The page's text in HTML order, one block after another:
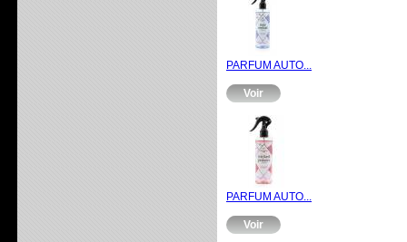
PARFUM AUTO...
Voir
PARFUM AUTO...
Voir